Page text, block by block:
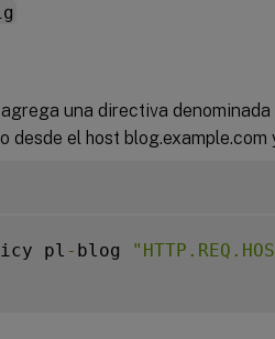
una directiva
desde el host
pl - blog